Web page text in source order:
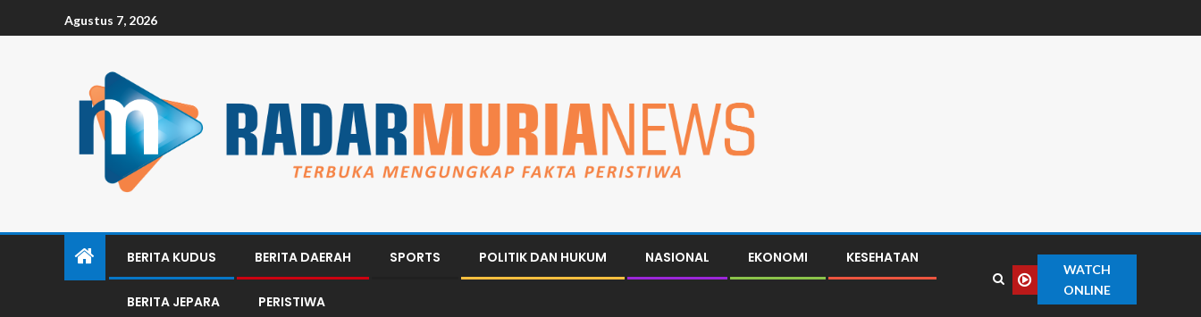
Agustus 7, 2026
BERITA KUDUS BERITA DAERAH SPORTS POLITIK DAN HUKUM NASIONAL EKONOMI KESEHATAN
BERITA JEPARA PERISTIWA
WATCH
ONLINE